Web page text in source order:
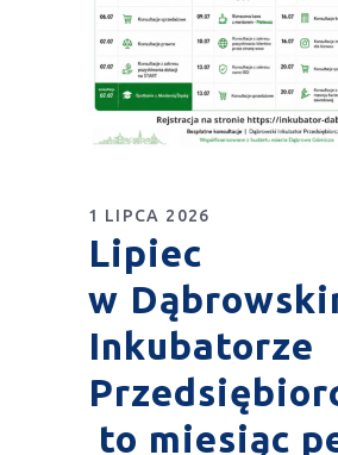
1 LIPCA 2026
Lipiec
w
Inkubatorze
to miesiąc